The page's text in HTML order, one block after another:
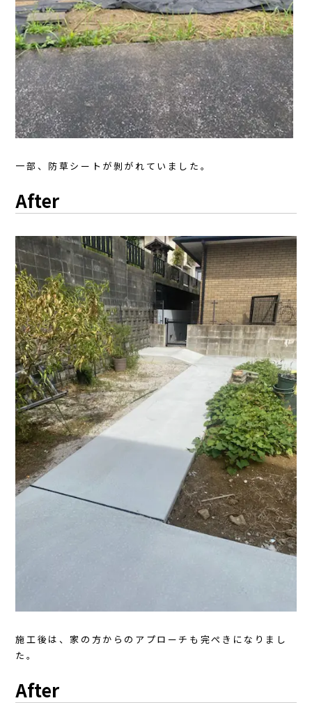
一部、防草シートが剝がれていました。
After
施工後は、家の方からのアプローチも完ぺきになりまし
た。
After